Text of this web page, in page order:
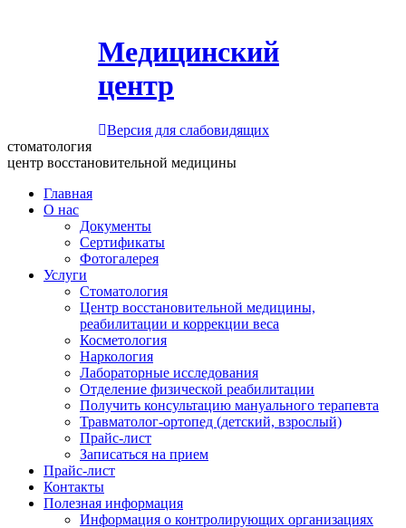
Медицинский
центр
Версия для слабовидящих
стоматология
центр восстановительной медицины
Главная
О нас
Документы
Сертификаты
Фотогалерея
Услуги
Стоматология
Центр восстановительной медицины,
реабилитации и коррекции веса
Косметология
Наркология
Лабораторные исследования
Отделение физической реабилитации
Получить консультацию мануального терапевта
Травматолог-ортопед (детский, взрослый)
Прайс-лист
Записаться на прием
Прайс-лист
Контакты
Полезная информация
Информация о контролирующих организациях